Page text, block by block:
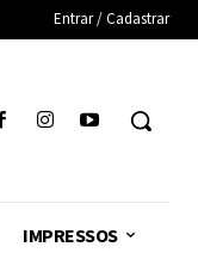
Entrar / Cadastrar
IMPRESSOS